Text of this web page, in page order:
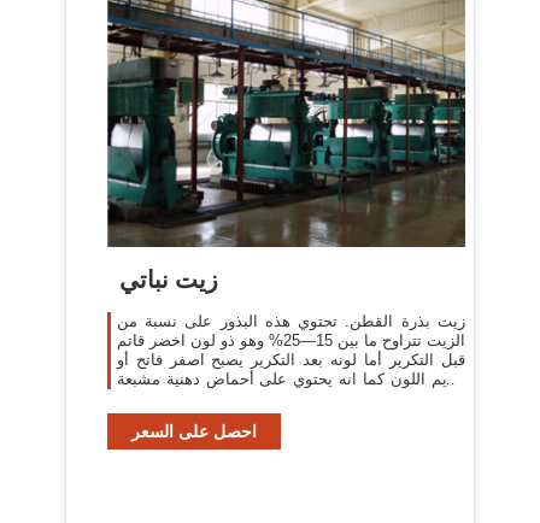
زيت نباتي
زيت بذرة القطن. تحتوي هذه البذور على نسبة من
الزيت تتراوح ما بين 15—25% وهو ذو لون اخضر قاتم
قبل التكرير أما لونه بعد التكرير يصبح اصفر فاتح أو
عديم اللون كما انه يحتوي على أحماض دهنية مشبعة
احصل على السعر